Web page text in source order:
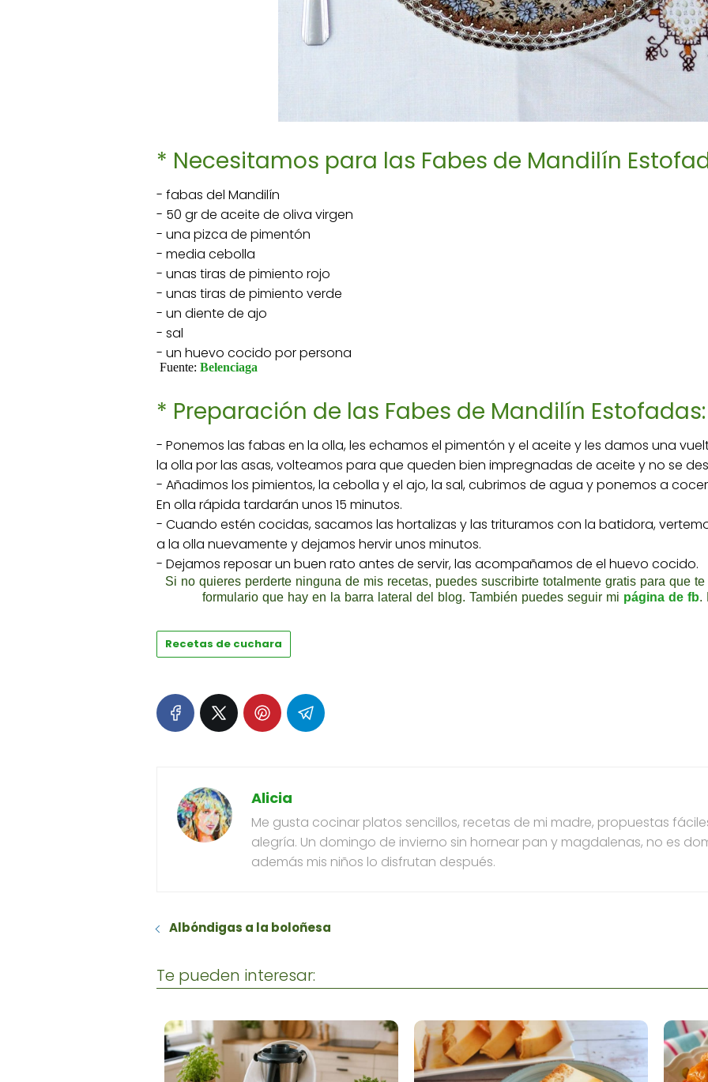
* Necesitamos para las Fabes de Mandilín
- fabas del Mandilín
- 50 gr de aceite de oliva virgen
- una pizca de pimentón
- media cebolla
- unas tiras de pimiento rojo
- unas tiras de pimiento verde
- un diente de ajo
- sal
- un huevo cocido por persona
Fuente: Belenciaga
* Preparación de las Fabes de Mandilín Estofadas:
- Ponemos las fabas en la olla, les echamos el pimentón y el aceite y les damos una
la olla por las asas, volteamos para que queden bien impregnadas de aceite y no se
- Añadimos los pimientos, la cebolla y el ajo, la sal, cubrimos de agua y ponemos a
En olla rápida tardarán unos 15 minutos.
- Cuando estén cocidas, sacamos las hortalizas y las trituramos con la batidora,
a la olla nuevamente y dejamos hervir unos minutos.
- Dejamos reposar un buen rato antes de servir, las acompañamos de el huevo cocido.
Si no quieres perderte ninguna de mis recetas, puedes suscribirte totalmente gratis para que
formulario que hay en la barra lateral del blog. También puedes seguir mi página de fb.
Recetas de cuchara
Alicia
Me gusta cocinar platos sencillos, recetas de mi madre, propuestas
alegría. Un domingo de invierno sin hornear pan y magdalenas, no es
además mis niños lo disfrutan después.
Albóndigas a la boloñesa
Te pueden interesar: